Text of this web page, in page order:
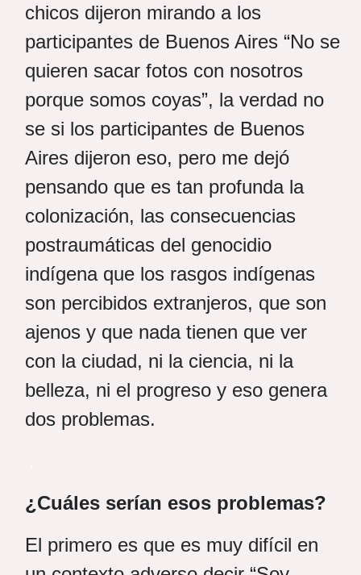
chicos dijeron mirando a los
participantes de Buenos Aires “No se
quieren sacar fotos con nosotros
porque somos coyas”, la verdad no
se si los participantes de Buenos
Aires dijeron eso, pero me dejó
pensando que es tan profunda la
colonización, las consecuencias
postraumáticas del genocidio
indígena que los rasgos indígenas
son percibidos extranjeros, que son
ajenos y que nada tienen que ver
con la ciudad, ni la ciencia, ni la
belleza, ni el progreso y eso genera
dos problemas.
¿Cuáles serían esos problemas?
El primero es que es muy difícil en